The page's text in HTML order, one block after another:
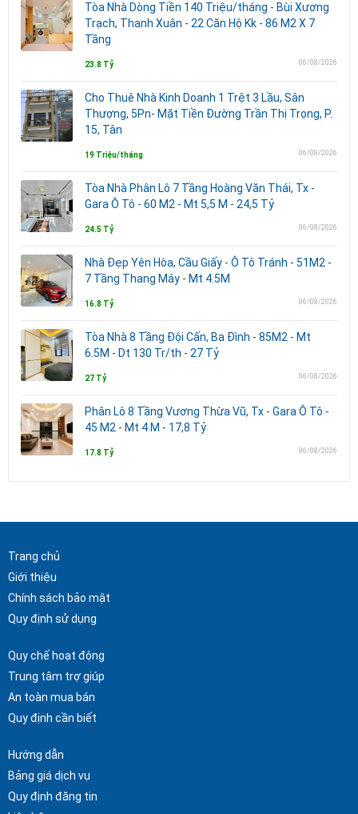
Tòa Nhà Dòng Tiền 140 Triệu/tháng - Bùi Xương
Trạch, Thanh Xuân - 22 Căn Hộ Kk - 86 M2 X 7
Tầng
23.8 Tỷ 06/08/2026
Cho Thuê Nhà Kinh Doanh 1 Trệt 3 Lầu, Sân
Thượng, 5Pn- Mặt Tiền Đường Trần Thị Trọng, P.
15, Tân
19 Triệu/tháng 06/08/2026
Tòa Nhà Phân Lô 7 Tầng Hoàng Văn Thái, Tx -
Gara Ô Tô - 60 M2 - Mt 5,5 M - 24,5 Tỷ
24.5 Tỷ 06/08/2026
Nhà Đẹp Yên Hòa, Cầu Giấy - Ô Tô Tránh - 51M2 -
7 Tầng Thang Máy - Mt 4.5M
16.8 Tỷ 06/08/2026
Tòa Nhà 8 Tầng Đội Cấn, Ba Đình - 85M2 - Mt
6.5M - Dt 130 Tr/th - 27 Tỷ
27 Tỷ 06/08/2026
Phân Lô 8 Tầng Vương Thừa Vũ, Tx - Gara Ô Tô -
45 M2 - Mt 4 M - 17,8 Tỷ
17.8 Tỷ 06/08/2026
Trang chủ
Giới thiệu
Chính sách bảo mật
Quy định sử dụng
Quy chế hoạt động
Trung tâm trợ giúp
An toàn mua bán
Quy định cần biết
Hướng dẫn
Bảng giá dịch vụ
Quy định đăng tin